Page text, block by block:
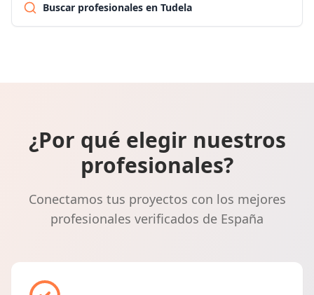
Buscar profesionales en Tudela
¿Por qué elegir nuestros
profesionales?
Conectamos tus proyectos con los mejores
profesionales verificados de España